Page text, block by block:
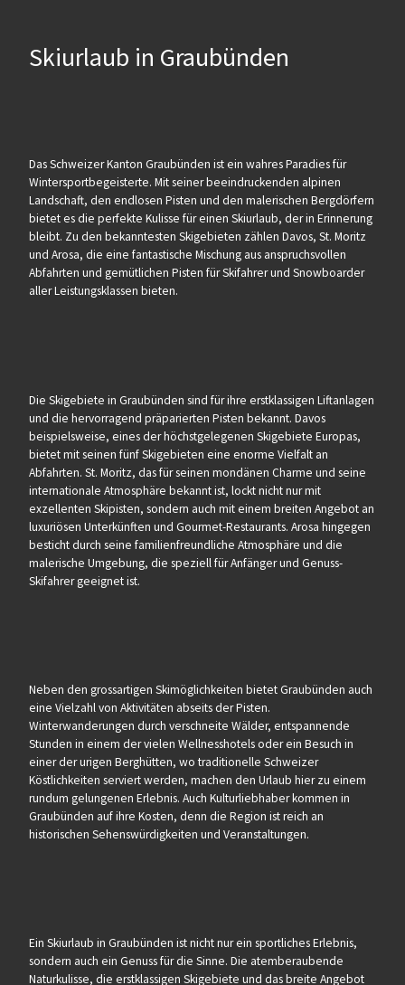
Skiurlaub in Graubünden
Das Schweizer Kanton Graubünden ist ein wahres Paradies für
Wintersportbegeisterte. Mit seiner beeindruckenden alpinen
Landschaft, den endlosen Pisten und den malerischen Bergdörfern
bietet es die perfekte Kulisse für einen Skiurlaub, der in Erinnerung
bleibt. Zu den bekanntesten Skigebieten zählen Davos, St. Moritz
und Arosa, die eine fantastische Mischung aus anspruchsvollen
Abfahrten und gemütlichen Pisten für Skifahrer und Snowboarder
aller Leistungsklassen bieten.
Die Skigebiete in Graubünden sind für ihre erstklassigen Liftanlagen
und die hervorragend präparierten Pisten bekannt. Davos
beispielsweise, eines der höchstgelegenen Skigebiete Europas,
bietet mit seinen fünf Skigebieten eine enorme Vielfalt an
Abfahrten. St. Moritz, das für seinen mondänen Charme und seine
internationale Atmosphäre bekannt ist, lockt nicht nur mit
exzellenten Skipisten, sondern auch mit einem breiten Angebot an
luxuriösen Unterkünften und Gourmet-Restaurants. Arosa hingegen
besticht durch seine familienfreundliche Atmosphäre und die
malerische Umgebung, die speziell für Anfänger und Genuss-
Skifahrer geeignet ist.
Neben den grossartigen Skimöglichkeiten bietet Graubünden auch
eine Vielzahl von Aktivitäten abseits der Pisten.
Winterwanderungen durch verschneite Wälder, entspannende
Stunden in einem der vielen Wellnesshotels oder ein Besuch in
einer der urigen Berghütten, wo traditionelle Schweizer
Köstlichkeiten serviert werden, machen den Urlaub hier zu einem
rundum gelungenen Erlebnis. Auch Kulturliebhaber kommen in
Graubünden auf ihre Kosten, denn die Region ist reich an
historischen Sehenswürdigkeiten und Veranstaltungen.
Ein Skiurlaub in Graubünden ist nicht nur ein sportliches Erlebnis,
sondern auch ein Genuss für die Sinne. Die atemberaubende
Naturkulisse, die erstklassigen Skigebiete und das breite Angebot